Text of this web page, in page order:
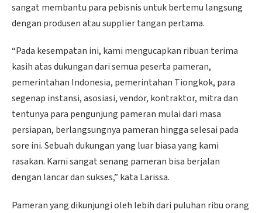
sangat membantu para pebisnis untuk bertemu langsung
dengan produsen atau supplier tangan pertama.
“Pada kesempatan ini, kami mengucapkan ribuan terima
kasih atas dukungan dari semua peserta pameran,
pemerintahan Indonesia, pemerintahan Tiongkok, para
segenap instansi, asosiasi, vendor, kontraktor, mitra dan
tentunya para pengunjung pameran mulai dari masa
persiapan, berlangsungnya pameran hingga selesai pada
sore ini. Sebuah dukungan yang luar biasa yang kami
rasakan. Kami sangat senang pameran bisa berjalan
dengan lancar dan sukses,” kata Larissa.
Pameran yang dikunjungi oleh lebih dari puluhan ribu orang